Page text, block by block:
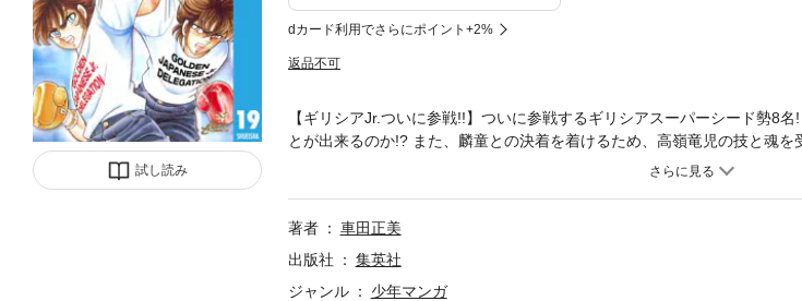
試し読み
dカード利用でさらにポイント+2%
返品不可
【ギリシアJr.ついに参戦!!】ついに参戦するギリシアスーパーシード勢8
とが出来るのか!? また、麟童との決着を着けるため、高嶺竜児の技と魂を
著者
車田正美
出版社
集英社
ジャンル
少年マンガ